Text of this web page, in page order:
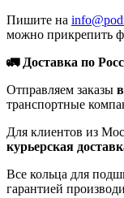
Пишите на
можно прикрепить
🚛 Доставка по
Отправляем заказы
транспортные
Для клиентов из
курьерская
Все кольца для
гарантией